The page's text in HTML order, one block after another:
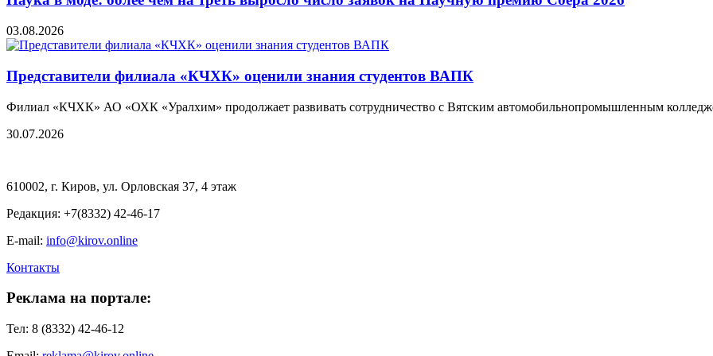
03.08.2026
Представители филиала «КЧХК» оценили знания студентов ВАПК
Филиал «КЧХК» АО «ОХК «Уралхим» продолжает развивать сотрудничество с Вятским автомобильнопромышленным
30.07.2026
610002, г. Киров, ул. Орловская 37, 4 этаж
Редакция: +7(8332) 42-46-17
E-mail: info@kirov.online
Контакты
Реклама на портале:
Тел: 8 (8332) 42-46-12